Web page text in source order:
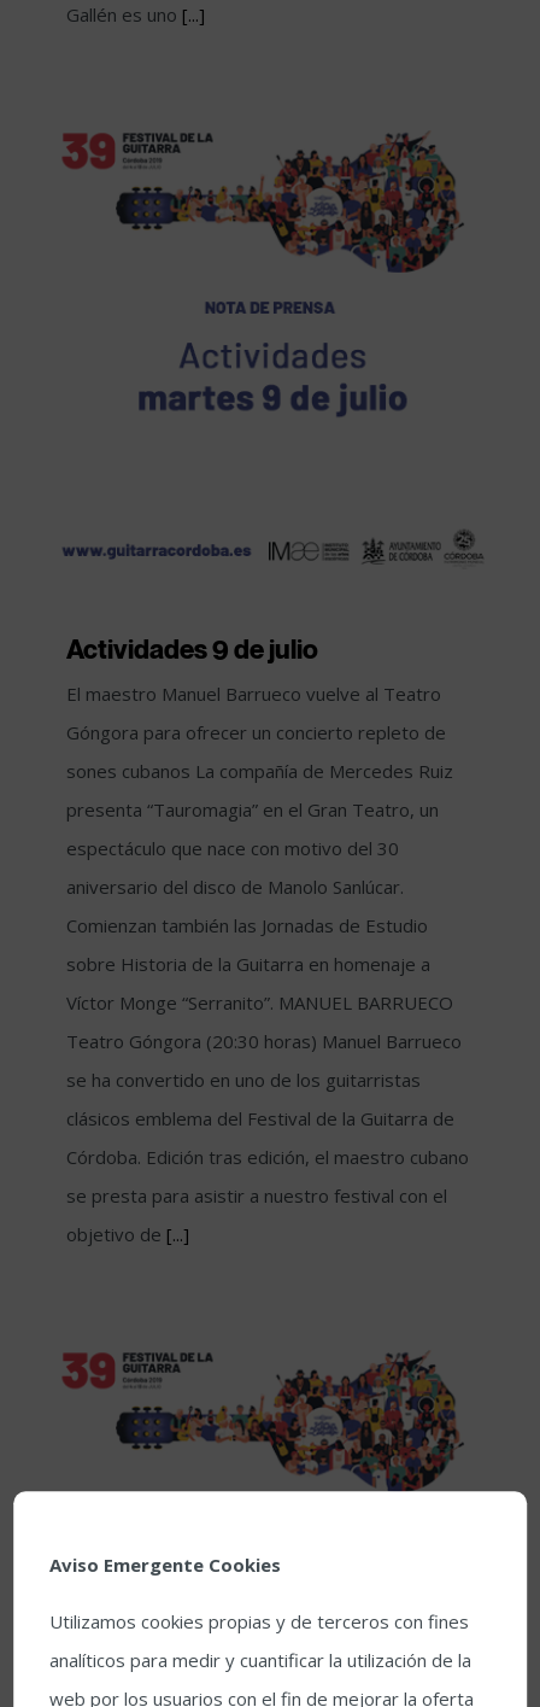
Gallén es uno [...]
Actividades 9 de julio
El maestro Manuel Barrueco vuelve al Teatro
Góngora para ofrecer un concierto repleto de
sones cubanos La compañía de Mercedes Ruiz
presenta “Tauromagia” en el Gran Teatro, un
espectáculo que nace con motivo del 30
aniversario del disco de Manolo Sanlúcar.
Comienzan también las Jornadas de Estudio
sobre Historia de la Guitarra en homenaje a
Víctor Monge “Serranito”. MANUEL BARRUECO
Teatro Góngora (20:30 horas) Manuel Barrueco
se ha convertido en uno de los guitarristas
clásicos emblema del Festival de la Guitarra de
Córdoba. Edición tras edición, el maestro cubano
se presta para asistir a nuestro festival con el
objetivo de [...]
Aviso Emergente Cookies
Utilizamos cookies propias y de terceros con fines
analíticos para medir y cuantificar la utilización de la
web por los usuarios con el fin de mejorar la oferta